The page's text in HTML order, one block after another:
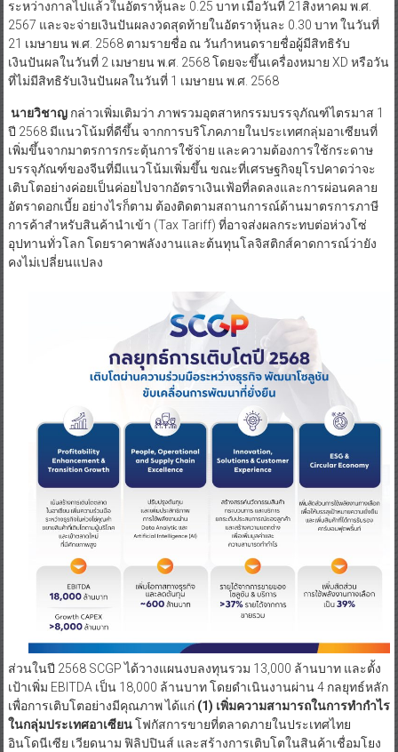
ระหว่างกาลไปแล้วในอัตราหุ้นละ 0.25 บาท เมื่อวันที่ 21สิงหาคม พ.ศ.
2567 และจะจ่ายเงินปันผลงวดสุดท้ายในอัตราหุ้นละ 0.30 บาท ในวันที่
21 เมษายน พ.ศ. 2568 ตามรายชื่อ ณ วันกำหนดรายชื่อผู้มีสิทธิรับ
เงินปันผลในวันที่ 2 เมษายน พ.ศ. 2568 โดยจะขึ้นเครื่องหมาย XD หรือวัน
ที่ไม่มีสิทธิรับเงินปันผลในวันที่ 1 เมษายน พ.ศ. 2568
นายวิชาญ กล่าวเพิ่มเติมว่า ภาพรวมอุตสาหกรรมบรรจุภัณฑ์ไตรมาส 1
ปี 2568 มีแนวโน้มที่ดีขึ้น จากการบริโภคภายในประเทศกลุ่มอาเซียนที่
เพิ่มขึ้นจากมาตรการกระตุ้นการใช้จ่าย และความต้องการใช้กระดาษ
บรรจุภัณฑ์ของจีนที่มีแนวโน้มเพิ่มขึ้น ขณะที่เศรษฐกิจยุโรปคาดว่าจะ
เติบโตอย่างค่อยเป็นค่อยไปจากอัตราเงินเฟ้อที่ลดลงและการผ่อนคลาย
อัตราดอกเบี้ย อย่างไรก็ตาม ต้องติดตามสถานการณ์ด้านมาตรการภาษี
การค้าสำหรับสินค้านำเข้า (Tax Tariff) ที่อาจส่งผลกระทบต่อห่วงโซ่
อุปทานทั่วโลก โดยราคาพลังงานและต้นทุนโลจิสติกส์คาดการณ์ว่ายัง
คงไม่เปลี่ยนแปลง
ส่วนในปี 2568 SCGP ได้วางแผนงบลงทุนรวม 13,000 ล้านบาท และตั้ง
เป้าเพิ่ม EBITDA เป็น 18,000 ล้านบาท โดยดำเนินงานผ่าน 4 กลยุทธ์หลัก
เพื่อการเติบโตอย่างมีคุณภาพ ได้แก่ (1) เพิ่มความสามารถในการทำกำไร
ในกลุ่มประเทศอาเซียนโฟกัสการขายที่ตลาดภายในประเทศไทย
อินโดนีเซีย เวียดนาม ฟิลิปปินส์ และสร้างการเติบโตในสินค้าเชื่อมโยง